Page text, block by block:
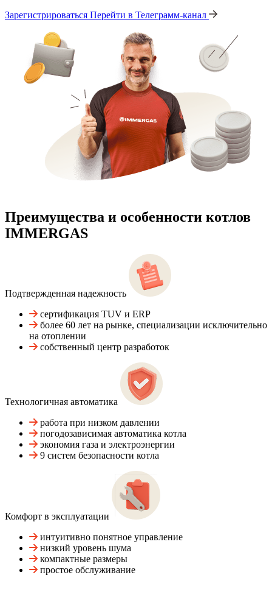
Зарегистрироваться Перейти в Телеграмм-канал
Преимущества и особенности котлов
IMMERGAS
Подтвержденная надежность
сертификация TUV и ERP
более 60 лет на рынке, специализации исключительно
на отоплении
собственный центр разработок
Технологичная автоматика
работа при низком давлении
погодозависимая автоматика котла
экономия газа и электроэнергии
9 систем безопасности котла
Комфорт в эксплуатации
интуитивно понятное управление
низкий уровень шума
компактные размеры
простое обслуживание